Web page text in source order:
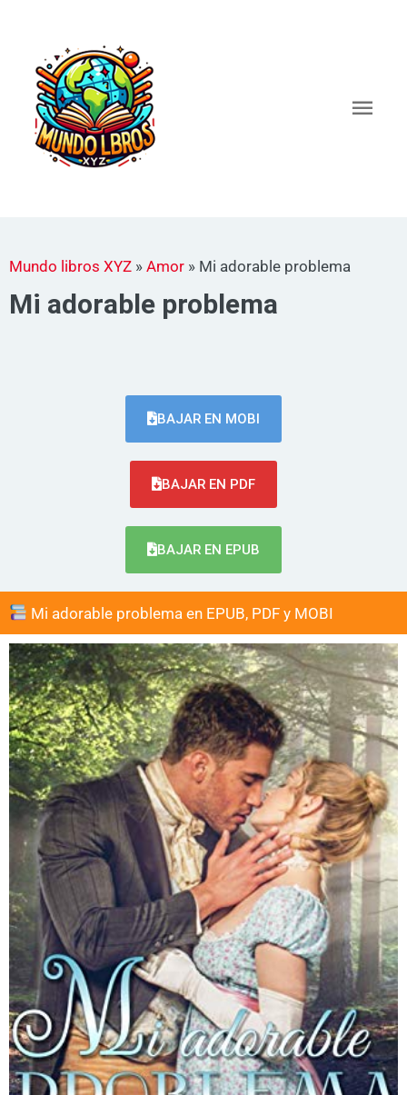
contenido
Mundo libros XYZ » Amor » Mi adorable problema
Mi adorable problema
BAJAR EN MOBI
BAJAR EN PDF
BAJAR EN EPUB
Mi adorable problema en EPUB, PDF y MOBI